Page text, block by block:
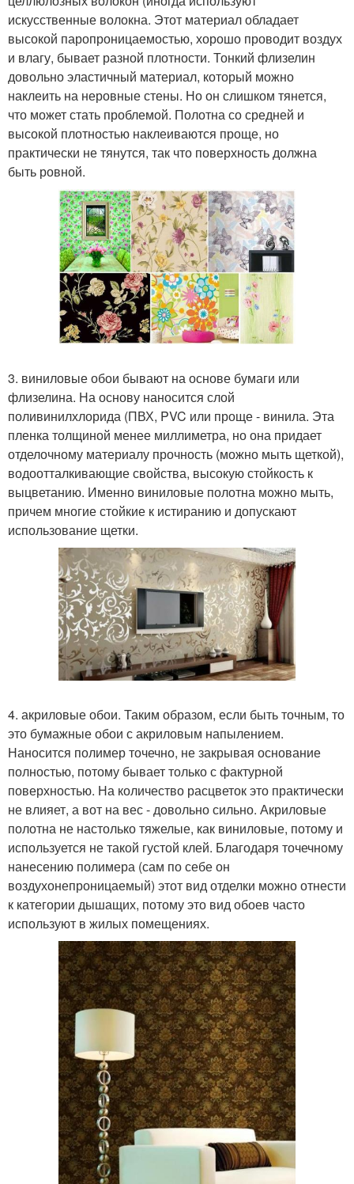
искусственные волокна. Этот материал обладает
высокой паропроницаемостью, хорошо проводит воздух
и влагу, бывает разной плотности. Тонкий флизелин
довольно эластичный материал, который можно
наклеить на неровные стены. Но он слишком тянется,
что может стать проблемой. Полотна со средней и
высокой плотностью наклеиваются проще, но
практически не тянутся, так что поверхность должна
быть ровной.
3. виниловые обои бывают на основе бумаги или
флизелина. На основу наносится слой
поливинилхлорида (ПВХ, PVC или проще - винила. Эта
пленка толщиной менее миллиметра, но она придает
отделочному материалу прочность (можно мыть щеткой),
водоотталкивающие свойства, высокую стойкость к
выцветанию. Именно виниловые полотна можно мыть,
причем многие стойкие к истиранию и допускают
использование щетки.
4. акриловые обои. Таким образом, если быть точным, то
это бумажные обои с акриловым напылением.
Наносится полимер точечно, не закрывая основание
полностью, потому бывает только с фактурной
поверхностью. На количество расцветок это практически
не влияет, а вот на вес - довольно сильно. Акриловые
полотна не настолько тяжелые, как виниловые, потому и
используется не такой густой клей. Благодаря точечному
нанесению полимера (сам по себе он
воздухонепроницаемый) этот вид отделки можно отнести
к категории дышащих, потому это вид обоев часто
используют в жилых помещениях.